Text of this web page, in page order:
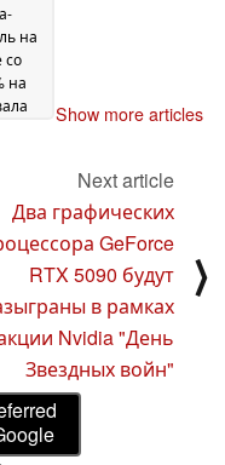
на
со
на
Show more articles
Next article
Два графических
GeForce
RTX 5090 будут
в рамках
Nvidia "День
Звездных войн"
⟩